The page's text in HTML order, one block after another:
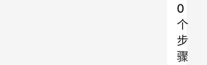
0
个
步
骤